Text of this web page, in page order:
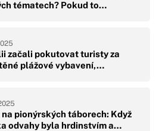
tématech? Pokud to…
začali pokutovat turisty za
plážové vybavení,…
pionýrských táborech: Když
odvahy byla hrdinstvím a…